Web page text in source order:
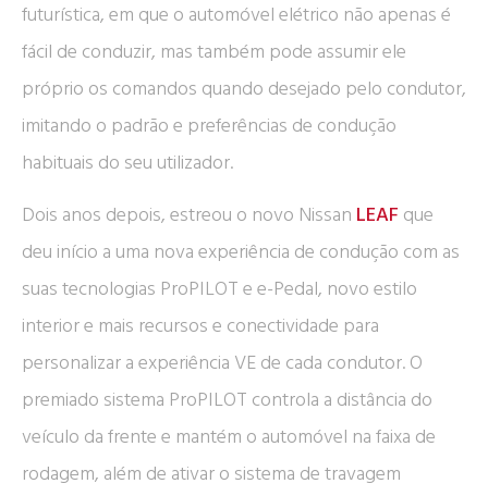
futurística, em que o automóvel elétrico não apenas é
fácil de conduzir, mas também pode assumir ele
próprio os comandos quando desejado pelo condutor,
imitando o padrão e preferências de condução
habituais do seu utilizador.
Dois anos depois, estreou o novo Nissan LEAF que
deu início a uma nova experiência de condução com as
suas tecnologias ProPILOT e e-Pedal, novo estilo
interior e mais recursos e conectividade para
personalizar a experiência VE de cada condutor. O
premiado sistema ProPILOT controla a distância do
veículo da frente e mantém o automóvel na faixa de
rodagem, além de ativar o sistema de travagem